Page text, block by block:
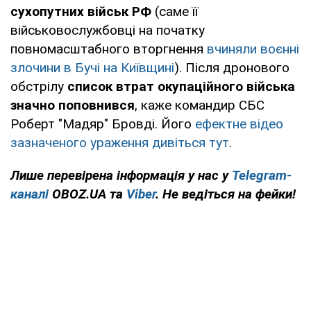
сухопутних військ РФ (саме її
військовослужбовці на початку
повномасштабного вторгнення вчиняли воєнні
злочини в Бучі на Київщині). Після дронового
обстрілу список втрат окупаційного війська
значно поповнився, каже командир СБС
Роберт "Мадяр" Бровді. Його ефектне відео
зазначеного ураження дивіться тут.
Лише перевірена інформація у нас у Telegram-
каналі OBOZ.UA та Viber. Не ведіться на фейки!